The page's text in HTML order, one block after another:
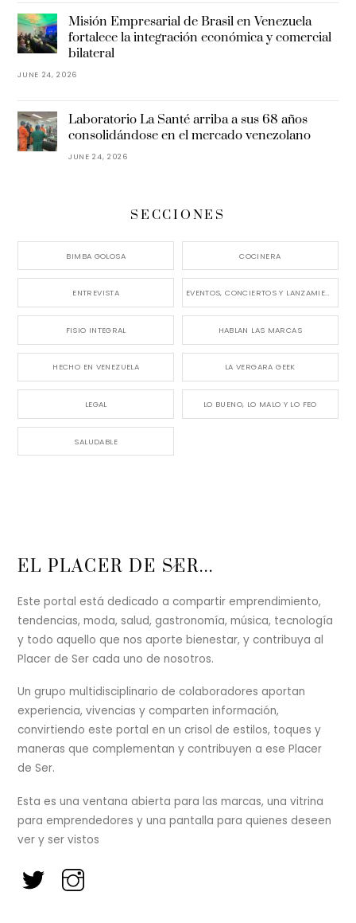
Misión Empresarial de Brasil en Venezuela
fortalece la integración económica y comercial
bilateral
JUNE 24, 2026
Laboratorio La Santé arriba a sus 68 años
consolidándose en el mercado venezolano
JUNE 24, 2026
SECCIONES
BIMBA GOLOSA COCINERA
ENTREVISTA EVENTOS, CONCIERTOS Y LANZAMIENTOS
FISIO INTEGRAL HABLAN LAS MARCAS
HECHO EN VENEZUELA LA VERGARA GEEK
LEGAL LO BUENO, LO MALO Y LO FEO
SALUDABLE
Back
Top
EL PLACER DE SER...
Este portal está dedicado a compartir emprendimiento,
tendencias, moda, salud, gastronomía, música, tecnología
y todo aquello que nos aporte bienestar, y contribuya al
Placer de Ser cada uno de nosotros.
Un grupo multidisciplinario de colaboradores aportan
experiencia, vivencias y comparten información,
convirtiendo este portal en un crisol de estilos, toques y
maneras que complementan y contribuyen a ese Placer
de Ser.
Esta es una ventana abierta para las marcas, una vitrina
para emprendedores y una pantalla para quienes deseen
ver y ser vistos